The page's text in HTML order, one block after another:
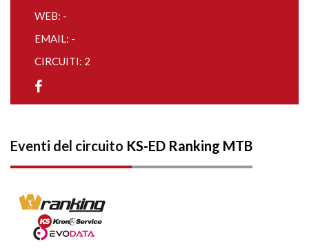
WEB: -
EMAIL: -
CIRCUITI: 2
Eventi del circuito KS-ED Ranking MTB